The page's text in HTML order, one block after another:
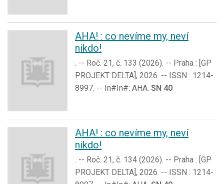
AHA! : co nevíme my, neví
nikdo!
. -- Roč. 21, č. 133 (2026). -- Praha : [GP
PROJEKT DELTA], 2026. -- ISSN : 1214-
8997. -- In#In#: AHA. SN 40
AHA! : co nevíme my, neví
nikdo!
. -- Roč. 21, č. 134 (2026). -- Praha : [GP
PROJEKT DELTA], 2026. -- ISSN : 1214-